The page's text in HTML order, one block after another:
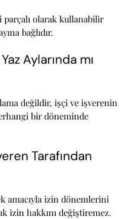
parçalı olarak kullanabilir
bağlıdır.
Aylarında mı
değildir, işçi ve işverenin
bir döneminde
Tarafından
amacıyla izin dönemlerini
izin hakkını değiştiremez.